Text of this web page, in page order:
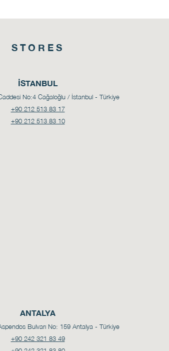
STORES
İSTANBUL
No:4 Cağaloğlu / İstanbul - Türkiye
+90 212 513 83 17
+90 212 513 83 10
ANTALYA
Bulvarı No: 159 Antalya - Türkiye
+90 242 321 83 49